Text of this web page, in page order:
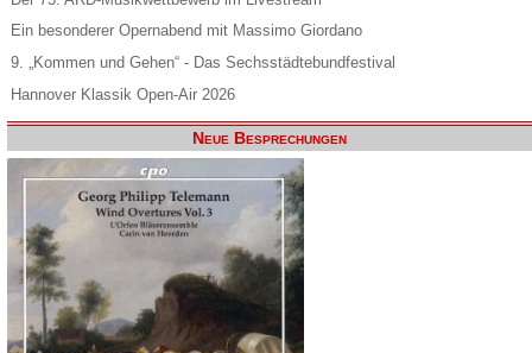
Ein besonderer Opernabend mit Massimo Giordano
9. „Kommen und Gehen“ - Das Sechsstädtebundfestival
Hannover Klassik Open-Air 2026
Neue Besprechungen